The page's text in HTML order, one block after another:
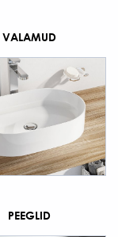
VALAMUD
PEEGLID